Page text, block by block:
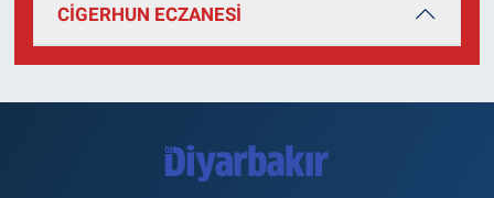
CİGERHUN ECZANESİ